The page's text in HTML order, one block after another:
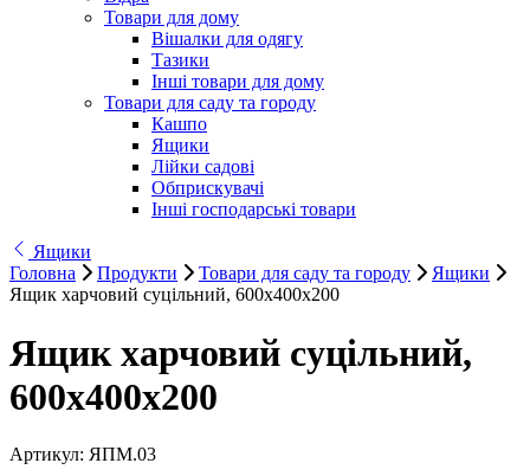
Товари для дому
Вішалки для одягу
Тазики
Інші товари для дому
Товари для саду та городу
Кашпо
Ящики
Лійки садові
Обприскувачі
Інші господарські товари
Ящики
Головна
Продукти Товари для саду та городу
Ящики
Ящик харчовий суцільний, 600х400х200
Ящик харчовий суцільний,
600х400х200
Артикул: ЯПМ.03